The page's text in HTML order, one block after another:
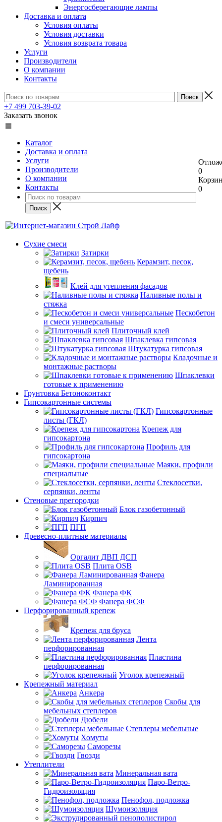
Энергосберегающие лампы
Доставка и оплата
Условия оплаты
Условия доставки
Условия возврата товара
Услуги
Производители
О компании
Контакты
+7 499 703-39-02
Заказать звонок
Каталог
Доставка и оплата
Услуги
Производители
О компании
Контакты
0
0
Сухие смеси
Затирки
Керамзит, песок,
щебень
Клей для утепления фасадов
Наливные полы и
стяжка
Пескобетон
и смеси универсальные
Плиточный клей
Шпаклевка гипсовая
Штукатурка гипсовая
Кладочные и
монтажные растворы
Шпаклевки
готовые к применению
Грунтовка Бетоноконтакт
Гипсокартонные системы
Гипсокартонные
листы (ГКЛ)
Крепеж для
гипсокартона
Профиль для
гипсокартона
Маяки, профили
специальные
Стеклосетки,
серпянки, ленты
Стеновые прегородки
Блок газобетонный
Кирпич
ПГП
Древесно-плитные материалы
Оргалит ДВП ДСП
Плита OSB
Фанера
Ламинированная
Фанера ФК
Фанера ФСФ
Перфорированный крепеж
Крепеж для бруса
Лента
перфорированная
Пластина
перфорированная
Уголок крепежный
Крепежный материал
Анкера
Скобы для
мебельных степлеров
Дюбели
Степлеры мебельные
Хомуты
Саморезы
Гвозди
Утеплители
Минеральная вата
Паро-Ветро-
Гидроизоляция
Пенофол, подложка
Шумоизоляция